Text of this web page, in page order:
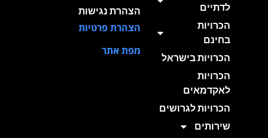
לדתיים
הכרויות
בחינם
הכרויות בישראל
הכרויות
לאקדמאים
הכרויות לגרושים
שירותים
הצהרת נגישות
הצהרת פרטיות
מפת אתר